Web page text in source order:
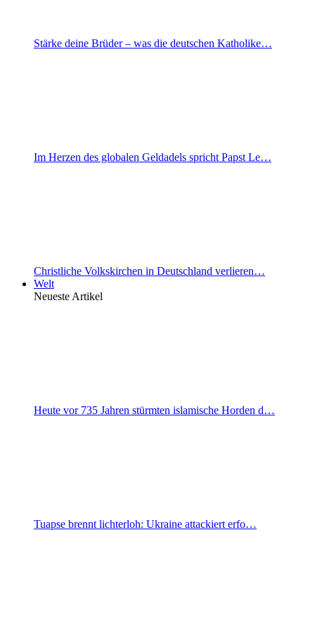
Stärke deine Brüder – was die deutschen Katholike…
Im Herzen des globalen Geldadels spricht Papst Le…
Christliche Volkskirchen in Deutschland verlieren…
Welt
Neueste Artikel
Heute vor 735 Jahren stürmten islamische Horden d…
Tuapse brennt lichterloh: Ukraine attackiert erfo…